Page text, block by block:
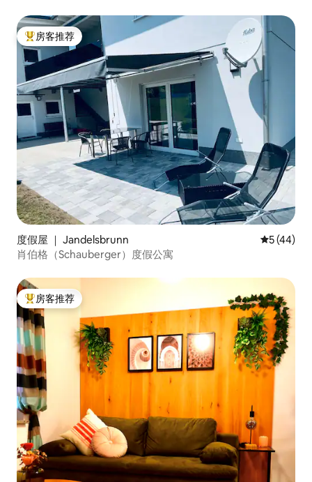
热门「房客推荐」
房客推荐
度假屋 ｜ Jandelsbrunn 平均评分
5 (44)
肖伯格（Schauberger）度假公寓
热门「房客推荐」
房客推荐